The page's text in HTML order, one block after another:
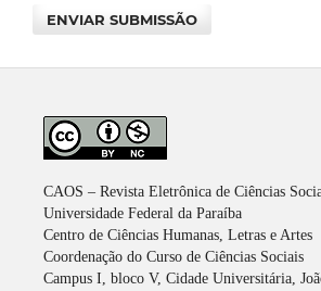
ENVIAR SUBMISSÃO
CAOS – Revista Eletrônica de Ciências
Universidade Federal da Paraíba
Centro de Ciências Humanas, Letras e Artes
Coordenação do Curso de Ciências Sociais
Campus I, bloco V, Cidade Universitária,